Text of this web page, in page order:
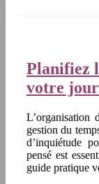
Planifiez
votre
L’organisation
gestion du
d’inquiétude
pensé est
guide pratique